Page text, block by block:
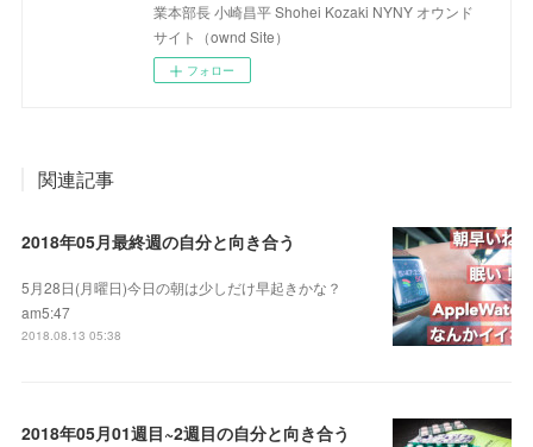
業本部長 小崎昌平 Shohei Kozaki NYNY オウンド
サイト（ownd Site）
フォロー
関連記事
2018年05月最終週の自分と向き合う
5月28日(月曜日)今日の朝は少しだけ早起きかな？
am5:47
2018.08.13 05:38
2018年05月01週目~2週目の自分と向き合う